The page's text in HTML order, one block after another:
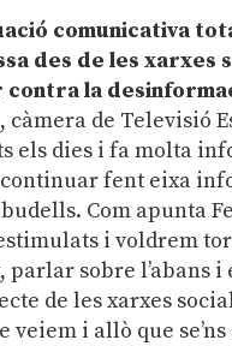
comunicativa
des de les xarxes
la
de Televisió
els dies i fa molta
fent eixa
Com apunta
i voldrem
sobre l’abans i
de les xarxes
i allò que se’ns